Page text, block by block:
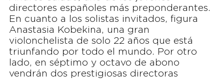
directores españoles más preponderantes.
En cuanto a los solistas invitados, figura
Anastasia Kobekina, una gran
violonchelista de solo 22 años que está
triunfando por todo el mundo. Por otro
lado, en séptimo y octavo de abono
vendrán dos prestigiosas directoras